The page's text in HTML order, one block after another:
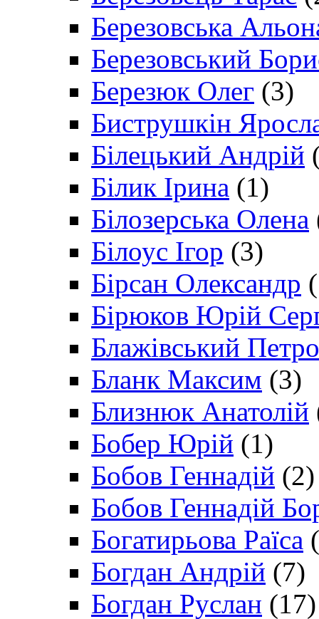
Березовська
Березовський
Березюк Олег (3)
Биструшкін
Білецький Андрій
Білик Ірина (1)
Білозерська Олена
Білоус Ігор (3)
Бірсан Олександр
Бірюков Юрій
Блажівський Петро
Бланк Максим (3)
Близнюк Анатолій
Бобер Юрій (1)
Бобов Геннадій (2)
Бобов Геннадій
Богатирьова Раїса
Богдан Андрій (7)
Богдан Руслан (17)